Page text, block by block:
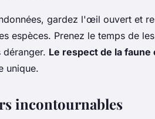
gardez l'œil ouvert et
espèces. Prenez le temps de
déranger. Le respect de la faune
unique.
incontournables